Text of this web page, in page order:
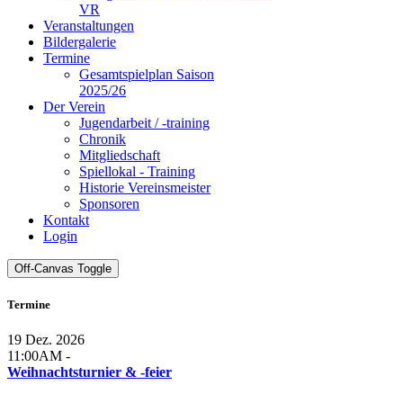
VR
Veranstaltungen
Bildergalerie
Termine
Gesamtspielplan Saison
2025/26
Der Verein
Jugendarbeit / -training
Chronik
Mitgliedschaft
Spiellokal - Training
Historie Vereinsmeister
Sponsoren
Kontakt
Login
Off-Canvas Toggle
Termine
19 Dez. 2026
11:00AM -
Weihnachtsturnier & -feier